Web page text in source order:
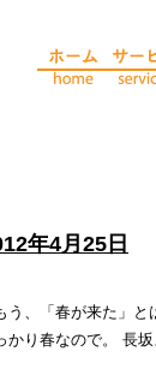
年4月25日
う、「春が来た」と
かり春なので。 長坂